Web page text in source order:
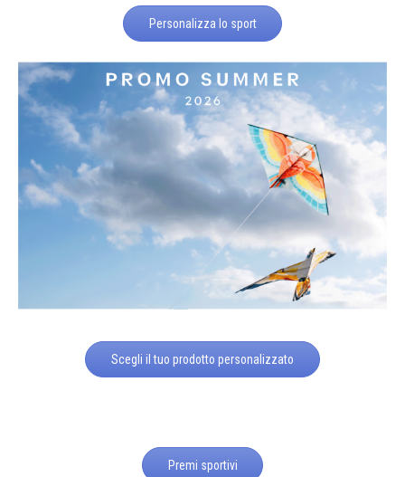
Personalizza lo sport
Scegli il tuo prodotto personalizzato
Premi sportivi